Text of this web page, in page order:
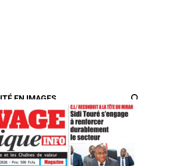
EN IMAGES